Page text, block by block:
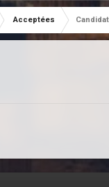
Acceptées